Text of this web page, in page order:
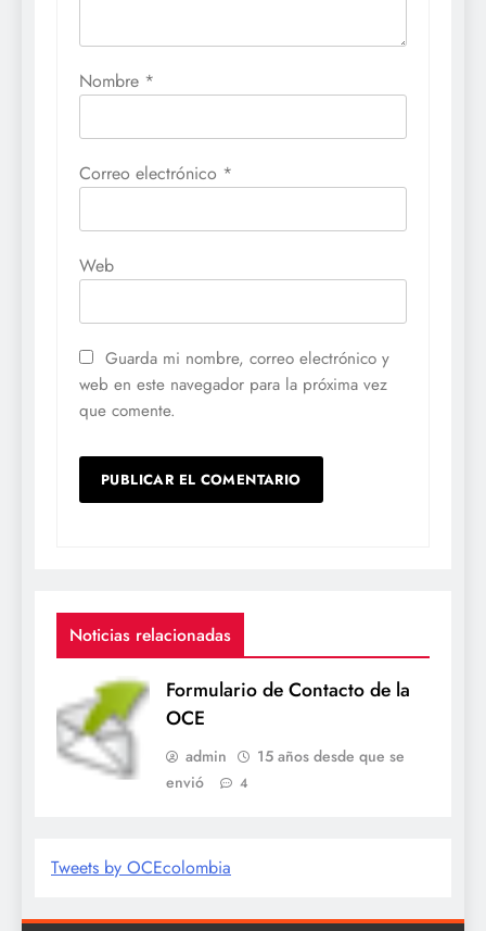
Nombre *
Correo electrónico *
Web
Guarda mi nombre, correo electrónico y
web en este navegador para la próxima vez
que comente.
Noticias relacionadas
Formulario de Contacto de la
OCE
admin
15 años desde que se
envió
4
Tweets by OCEcolombia